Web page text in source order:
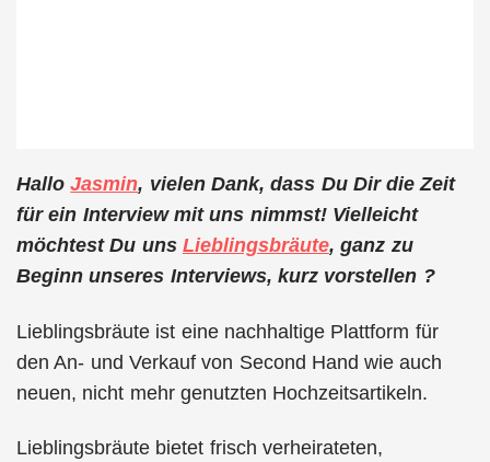
HalloJasmin, vielen Dank, dass Du Dir die Zeit
für ein Interview mit uns nimmst! Vielleicht
möchtest Du uns Lieblingsbräute, ganz zu
Beginn unseres Interviews, kurz vorstellen ?
Lieblingsbräute ist eine nachhaltige Plattform für
den An- und Verkauf von Second Hand wie auch
neuen, nicht mehr genutzten Hochzeitsartikeln.
Lieblingsbräute bietet frisch verheirateten,